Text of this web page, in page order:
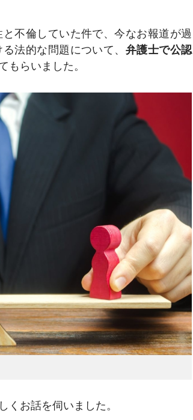
不倫していた件で、今なお報道が過
法的な問題について、 弁護士で公認
もらいました。
お話を伺いました。